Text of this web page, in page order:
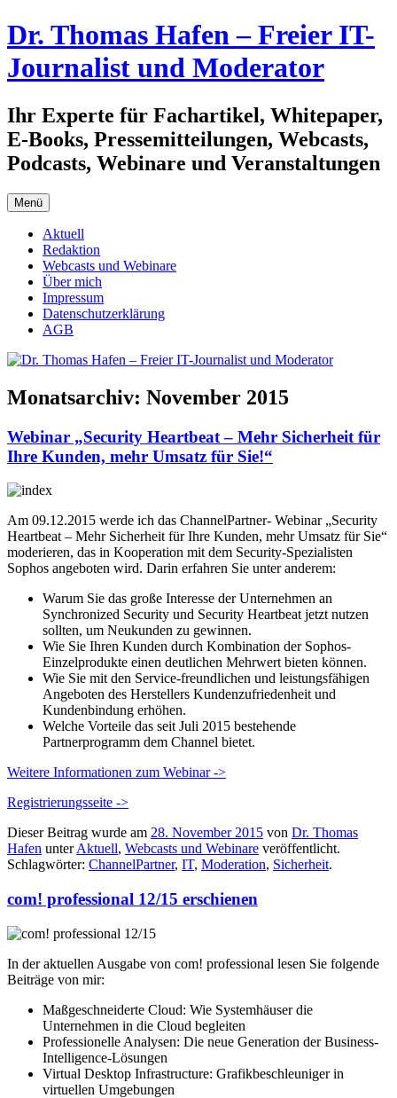
Zum
Inhalt
springen
Dr. Thomas Hafen – Freier IT-
Journalist und Moderator
Ihr Experte für Fachartikel, Whitepaper,
E-Books, Pressemitteilungen, Webcasts,
Podcasts, Webinare und Veranstaltungen
Menü
Aktuell
Redaktion
Webcasts und Webinare
Über mich
Impressum
Datenschutzerklärung
AGB
Monatsarchiv: November 2015
Webinar „Security Heartbeat – Mehr Sicherheit für
Ihre Kunden, mehr Umsatz für Sie!“
Am 09.12.2015 werde ich das ChannelPartner- Webinar „Security
Heartbeat – Mehr Sicherheit für Ihre Kunden, mehr Umsatz für Sie“
moderieren, das in Kooperation mit dem Security-Spezialisten
Sophos angeboten wird. Darin erfahren Sie unter anderem:
Warum Sie das große Interesse der Unternehmen an
Synchronized Security und Security Heartbeat jetzt nutzen
sollten, um Neukunden zu gewinnen.
Wie Sie Ihren Kunden durch Kombination der Sophos-
Einzelprodukte einen deutlichen Mehrwert bieten können.
Wie Sie mit den Service-freundlichen und leistungsfähigen
Angeboten des Herstellers Kundenzufriedenheit und
Kundenbindung erhöhen.
Welche Vorteile das seit Juli 2015 bestehende
Partnerprogramm dem Channel bietet.
Weitere Informationen zum Webinar ->
Registrierungsseite ->
Dieser Beitrag wurde am 28. November 2015 von Dr. Thomas
Hafen unterAktuell, Webcasts und Webinare veröffentlicht.
Schlagwörter: ChannelPartner, IT, Moderation, Sicherheit.
com! professional 12/15 erschienen
In der aktuellen Ausgabe von com! professional lesen Sie folgende
Beiträge von mir:
Maßgeschneiderte Cloud: Wie Systemhäuser die
Unternehmen in die Cloud begleiten
Professionelle Analysen: Die neue Generation der Business-
Intelligence-Lösungen
Virtual Desktop Infrastructure: Grafikbeschleuniger in
virtuellen Umgebungen